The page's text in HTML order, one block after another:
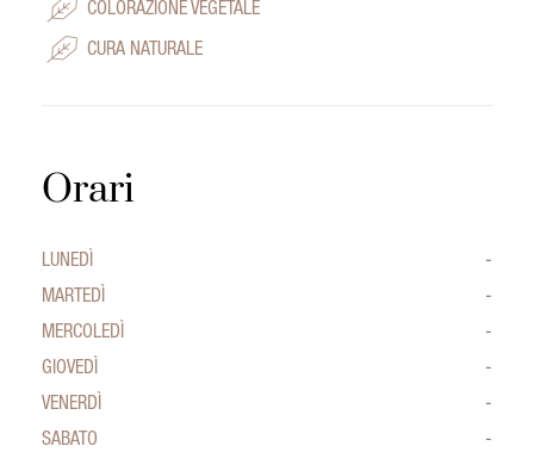
COLORAZIONE VEGETALE
CURA NATURALE
Orari
LUNEDÌ
-
MARTEDÌ
-
MERCOLEDÌ
-
GIOVEDÌ
-
VENERDÌ
-
SABATO
-